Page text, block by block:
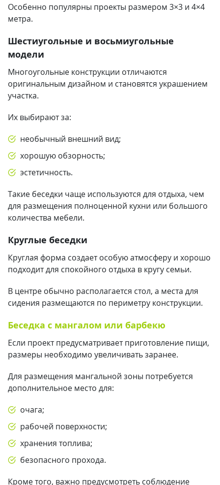
Особенно популярны проекты размером 3×3 и 4×4
метра.
Шестиугольные и восьмиугольные
модели
Многоугольные конструкции отличаются
оригинальным дизайном и становятся украшением
участка.
Их выбирают за:
необычный внешний вид;
хорошую обзорность;
эстетичность.
Такие беседки чаще используются для отдыха, чем
для размещения полноценной кухни или большого
количества мебели.
Круглые беседки
Круглая форма создает особую атмосферу и хорошо
подходит для спокойного отдыха в кругу семьи.
В центре обычно располагается стол, а места для
сидения размещаются по периметру конструкции.
Беседка с мангалом или барбекю
Если проект предусматривает приготовление пищи,
размеры необходимо увеличивать заранее.
Для размещения мангальной зоны потребуется
дополнительное место для:
очага;
рабочей поверхности;
хранения топлива;
безопасного прохода.
Кроме того, важно предусмотреть соблюдение